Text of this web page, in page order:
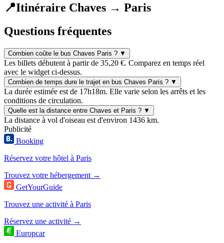
📍Itinéraire Chaves → Paris
Questions fréquentes
Combien coûte le bus Chaves Paris ? ▼
Les billets débutent à partir de 35,20 €. Comparez en temps réel
avec le widget ci-dessus.
Combien de temps dure le trajet en bus Chaves Paris ? ▼
La durée estimée est de 17h18m. Elle varie selon les arrêts et les
conditions de circulation.
Quelle est la distance entre Chaves et Paris ? ▼
La distance à vol d'oiseau est d'environ 1436 km.
Publicité
Booking
Réservez votre hôtel à Paris
Trouvez votre hébergement →
GetYourGuide
Trouvez une activité à Paris
Réservez une activité →
Europcar